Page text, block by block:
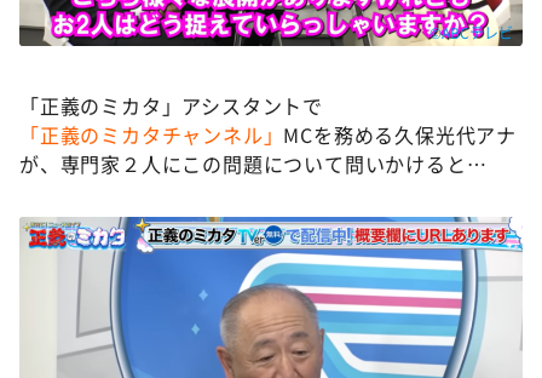
©ABCテレビ
「正義のミカタ」アシスタントで
「正義のミカタチャンネル」 MCを務める久保光代アナ
が、専門家２人にこの問題について問いかけると…